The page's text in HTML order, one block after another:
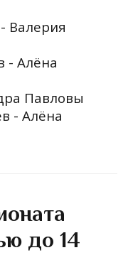
Валерия
- Алёна
Павловы
- Алёна
до 14